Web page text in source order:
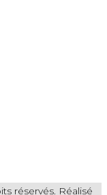
réservés. Réalisé